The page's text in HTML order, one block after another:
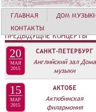
ГЛАВНАЯ ДОМ
КОНТАКТЫ
ПРЕДЫДУЩИЕ КОНЦЕРТЫ
20
МАЯ
2015
САНКТ-ПЕТЕРБУРГ
Английский зал Дома
музыки
15
МАР
2015
АКТОБЕ
Актюбинская
филармония